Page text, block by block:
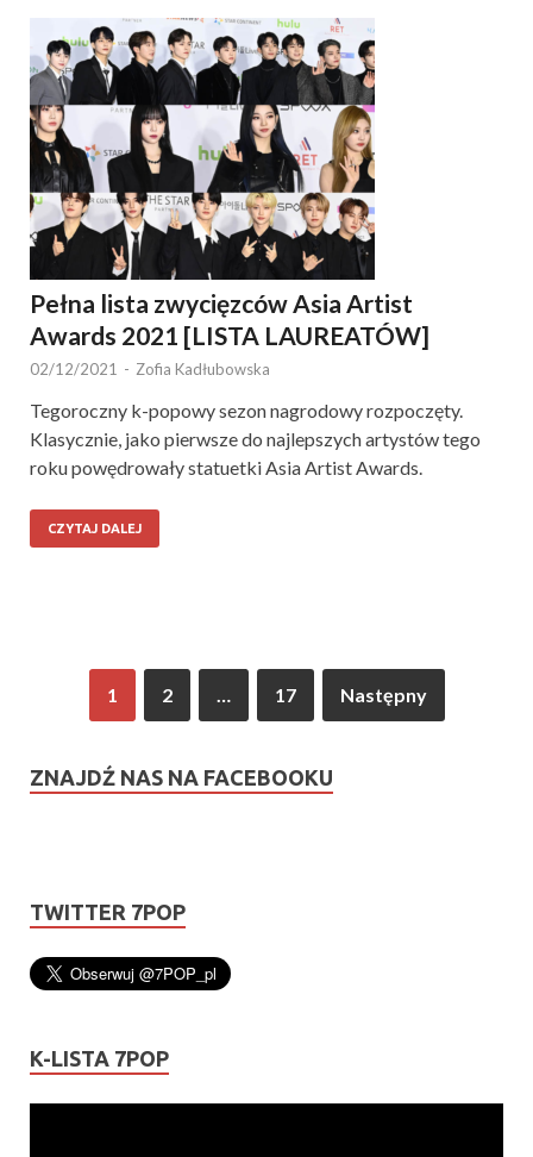
Pełna lista zwycięzców Asia Artist
Awards 2021 [LISTA LAUREATÓW]
02/12/2021 - Zofia Kadłubowska
Tegoroczny k-popowy sezon nagrodowy rozpoczęty.
Klasycznie, jako pierwsze do najlepszych artystów tego
roku powędrowały statuetki Asia Artist Awards.
CZYTAJ DALEJ
1 2 … 17 Następny
ZNAJDŹ NAS NA FACEBOOKU
TWITTER 7POP
K-LISTA 7POP